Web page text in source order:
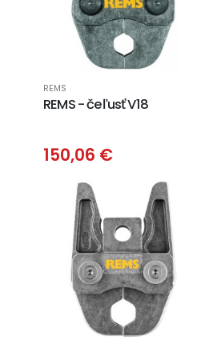
REMS
REMS - čeľusť V18
150,06 €